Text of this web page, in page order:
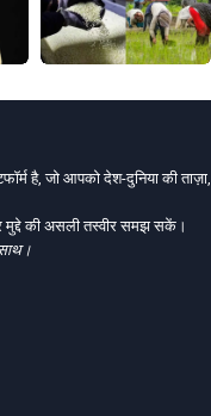
है, जो आपको देश-दुनिया की ताज़ा,
मुद्दे की असली तस्वीर समझ सकें।